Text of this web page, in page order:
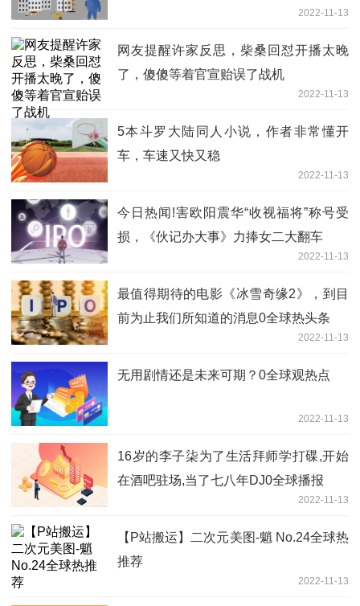
2022-11-13
网友提醒许家反思，柴桑回怼开播太晚
了，傻傻等着官宣贻误了战机
2022-11-13
5本斗罗大陆同人小说，作者非常懂开
车，车速又快又稳
2022-11-13
今日热闻!害欧阳震华“收视福将”称号受
损，《伙记办大事》力捧女二大翻车
2022-11-13
最值得期待的电影《冰雪奇缘2》，到目
前为止我们所知道的消息0全球热头条
2022-11-13
无用剧情还是未来可期？0全球观热点
2022-11-13
16岁的李子柒为了生活拜师学打碟,开始
在酒吧驻场,当了七八年DJ0全球播报
2022-11-13
【P站搬运】二次元美图-魈 No.24全球热
推荐
2022-11-13